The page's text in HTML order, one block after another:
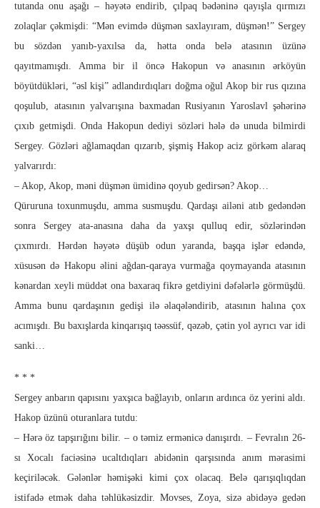
tutanda onu aşağı – həyətə endirib, çılpaq bə­də­ninə qayışla qırmızı
zolaqlar çəkmişdi: “Mən evimdə düş­mən saxlayıram, düşmən!” Sergey
bu sözdən yanıb-yaxılsa da, hətta on­da belə atasının üzünə
qayıtmamışdı. Amma bir il öncə Ha­ko­­­pun və anasının ərköyün
böyütdükləri, “əsl kişi” adlandır­dıq­la­rı doğma oğul Akop bir rus qızına
qoşulub, atasının yalvarışına baxmadan Rusiyanın Yaroslavl şəhərinə
çıxıb getmişdi. Onda Hakopun de­diyi sözləri hələ də unuda bilmirdi
Sergey. Gözləri ağlamaqdan qı­zarıb, şişmiş Hakop aciz görkəm alaraq
yalvarırdı:
– Akop, Akop, məni düşmən ümidinə qoyub gedirsən? Akop…
Qüruruna toxunmuşdu, amma susmuşdu. Qardaşı ailəni atıb ge­dəndən
sonra Sergey ata-anasına daha da yaxşı qulluq edir, söz­lərindən
çıxmırdı. Hərdən həyətə düşüb odun yaranda, baş­qa işlər edəndə,
xüsusən də Hakopu əlini ağdan-qaraya vur­mağa qoymayanda atasının
kənardan xeyli müddət ona ba­xa­raq fikrə getdiyini dəfələrlə görmüşdü.
Amma bunu qar­da­şı­nın gedişi ilə əlaqələndirib, atasının halına çox
acımışdı. Bu baxışlarda kin­qa­rışıq təəssüf, qəzəb, çətin yol ayrıcı var idi
sanki…
* * *
Sergey anbarın qapısını yaxşıca bağlayıb, onların ardınca öz ye­rini aldı.
Hakop üzünü oturanlara tutdu:
– Hərə öz tapşırığını bilir. – o təmiz ermənicə danışırdı. – Fev­ralın 26-
sı Xocalı faciəsinə ucaltdıqları abidənin qarşısında anım mərasimi
keçiriləcək. Gələnlər həmişəki kimi çox olacaq. Belə qarışıqlıqdan
istifadə etmək daha təhlükə­sizdir. Movses, Zoya, sizə abidəyə gedən